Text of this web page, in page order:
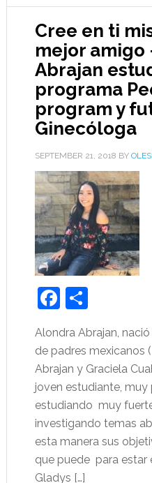
Cree en ti
mejor amigo
Abrajan
programa
program y
Ginecóloga
SEPTEMBER 21, 2018 BY
Facebook
Share
Alondra Abrajan,
de padres mexicanos
Abrajan y Graciela
joven estudiante,
estudiando muy
investigando temas
esta manera sus
que puede para estar
Gladys […]